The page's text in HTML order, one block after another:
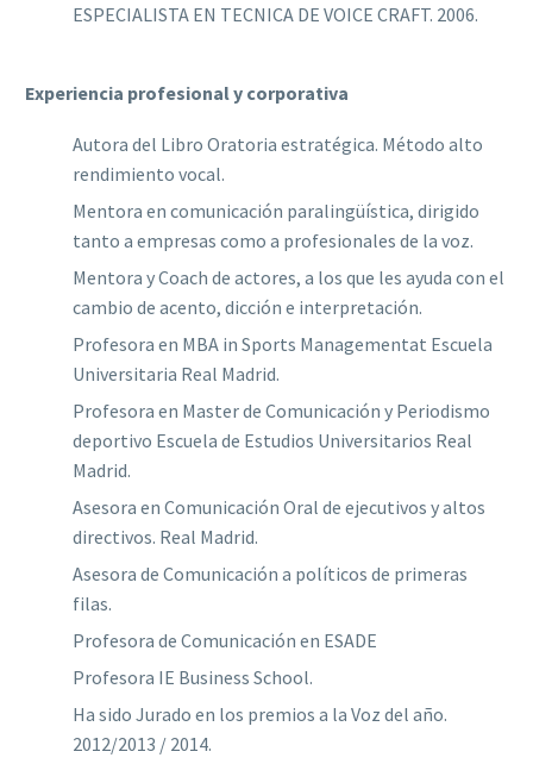
ESPECIALISTA EN TECNICA DE VOICE CRAFT. 2006.
Experiencia profesional y corporativa
Autora del Libro Oratoria estratégica. Método alto
rendimiento vocal.
Mentora en comunicación paralingüística, dirigido
tanto a empresas como a profesionales de la voz.
Mentora y Coach de actores, a los que les ayuda con el
cambio de acento, dicción e interpretación.
Profesora en MBA in Sports Managementat Escuela
Universitaria Real Madrid.
Profesora en Master de Comunicación y Periodismo
deportivo Escuela de Estudios Universitarios Real
Madrid.
Asesora en Comunicación Oral de ejecutivos y altos
directivos. Real Madrid.
Asesora de Comunicación a políticos de primeras
filas.
Profesora de Comunicación en ESADE
Profesora IE Business School.
Ha sido Jurado en los premios a la Voz del año.
2012/2013 / 2014.